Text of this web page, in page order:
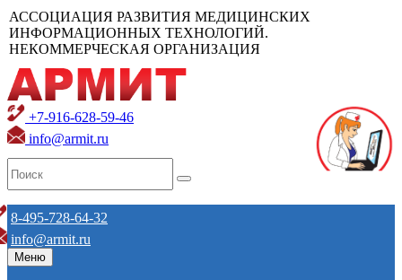
АССОЦИАЦИЯ РАЗВИТИЯ МЕДИЦИНСКИХ
ИНФОРМАЦИОННЫХ ТЕХНОЛОГИЙ.
НЕКОММЕРЧЕСКАЯ ОРГАНИЗАЦИЯ
+7-916-628-59-46
info@armit.ru
8-495-728-64-32
info@armit.ru
Меню